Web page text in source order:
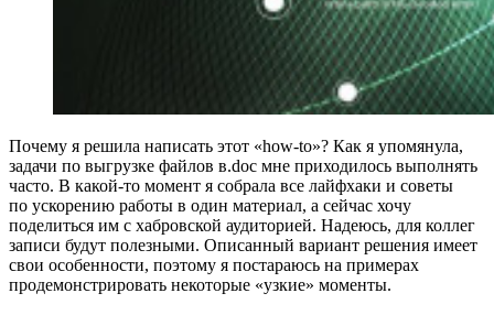
Почему я решила написать этот «how‑to»? Как я упомянула,
задачи по выгрузке файлов в.doc мне приходилось выполнять
часто. В какой‑то момент я собрала все лайфхаки и советы
по ускорению работы в один материал, а сейчас хочу
поделиться им с хабровской аудиторией. Надеюсь, для коллег
записи будут полезными. Описанный вариант решения имеет
свои особенности, поэтому я постараюсь на примерах
продемонстрировать некоторые «узкие» моменты.